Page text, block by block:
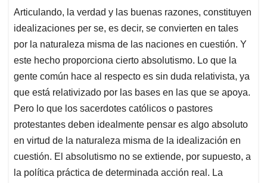
Articulando, la verdad y las buenas razones, constituyen
idealizaciones per se, es decir, se convierten en tales
por la naturaleza misma de las naciones en cuestión. Y
este hecho proporciona cierto absolutismo. Lo que la
gente común hace al respecto es sin duda relativista, ya
que está relativizado por las bases en las que se apoya.
Pero lo que los sacerdotes católicos o pastores
protestantes deben idealmente pensar es algo absoluto
en virtud de la naturaleza misma de la idealización en
cuestión. El absolutismo no se extiende, por supuesto, a
la política práctica de de­terminada acción real. La